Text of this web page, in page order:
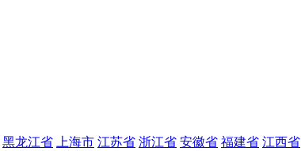
黑龙江省 上海市 江苏省 浙江省 安徽省 福建省 江西省